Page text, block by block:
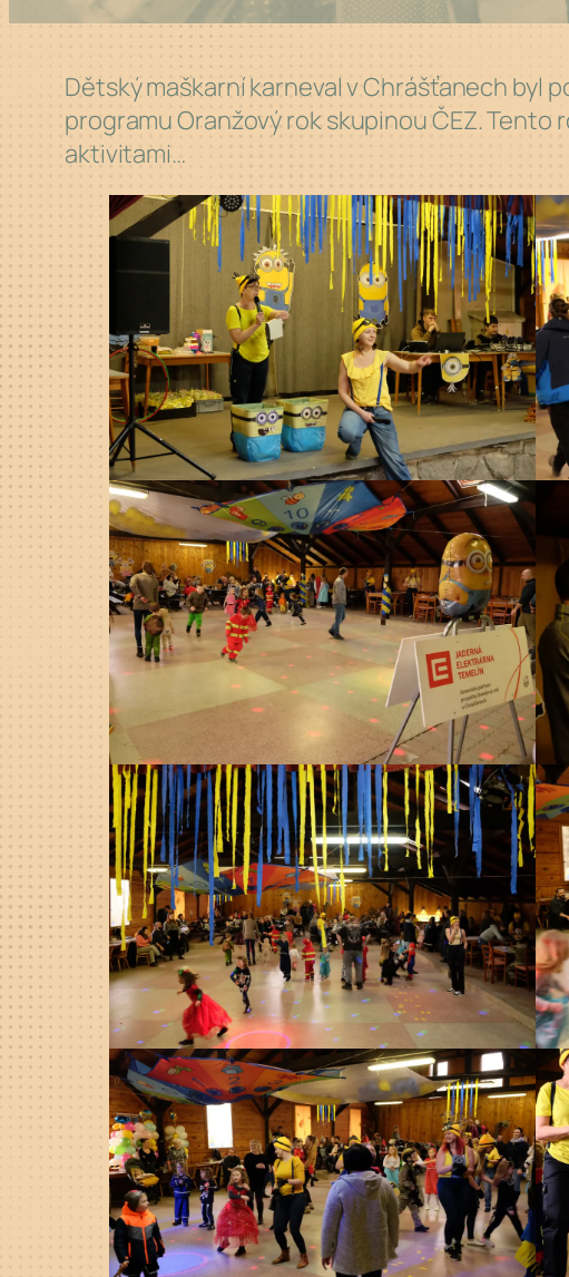
Dětský maškarní karneval v Chrášťanech byl
programu Oranžový rok skupinou ČEZ.
aktivitami…